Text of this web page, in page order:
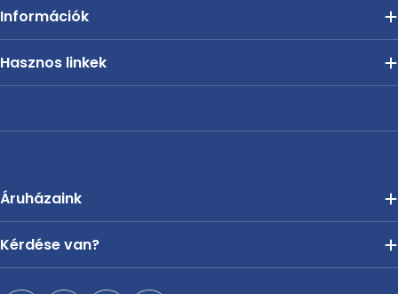
Információk
Hasznos linkek
Áruházaink
Kérdése van?